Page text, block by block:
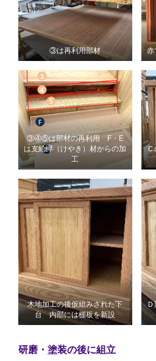
③は再利用部材 赤
③④⑤は部材の再利用 F・E
は支給欅（けやき）材からの加
工
木地加工の後仮組みされた下
台 内部には棚板を新設
Ｄ
研磨・塗装の後に組立